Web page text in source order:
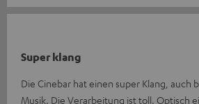
Super klang
Die Cinebar hat einen super Klang, auch
Musik. Die Verarbeitung ist toll. Optisch